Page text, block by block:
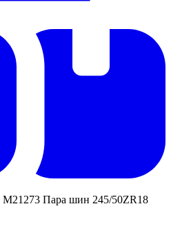
M21273 Пара шин 245/50ZR18